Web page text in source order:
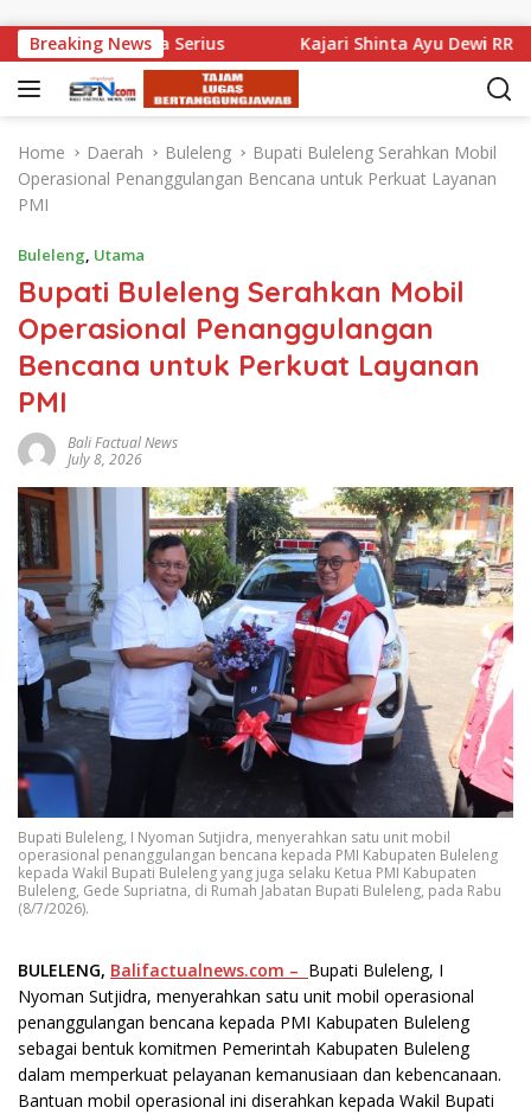
Breaking News
Luka Serius Kajari Shinta Ayu Dewi RR Pamit
Home Daerah Buleleng
Bupati Buleleng Serahkan Mobil
Operasional Penanggulangan Bencana untuk Perkuat Layanan
PMI
Buleleng, Utama
Bupati Buleleng Serahkan Mobil
Operasional Penanggulangan
Bencana untuk Perkuat Layanan
PMI
Bali Factual News
July 8, 2026
Bupati Buleleng, I Nyoman Sutjidra, menyerahkan satu unit mobil
operasional penanggulangan bencana kepada PMI Kabupaten Buleleng
kepada Wakil Bupati Buleleng yang juga selaku Ketua PMI Kabupaten
Buleleng, Gede Supriatna, di Rumah Jabatan Bupati Buleleng, pada Rabu
(8/7/2026).
BULELENG, Balifactualnews.com – Bupati Buleleng, I
Nyoman Sutjidra, menyerahkan satu unit mobil operasional
penanggulangan bencana kepada PMI Kabupaten Buleleng
sebagai bentuk komitmen Pemerintah Kabupaten Buleleng
dalam memperkuat pelayanan kemanusiaan dan kebencanaan.
Bantuan mobil operasional ini diserahkan kepada Wakil Bupati